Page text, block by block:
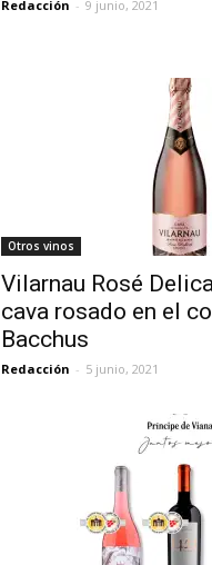
Redacción - 9 junio, 2021
Otros vinos
Vilarnau Rosé
cava rosado en el
Bacchus
Redacción - 5 junio, 2021